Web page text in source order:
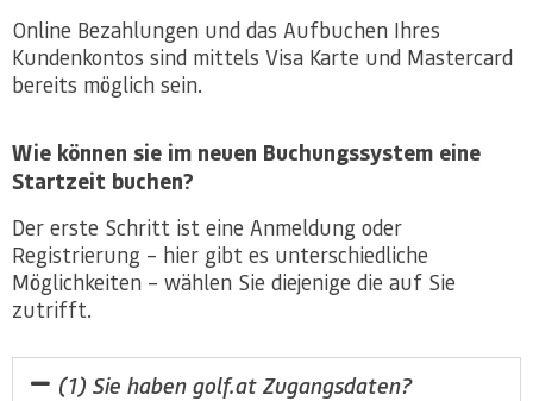
Online Bezahlungen und das Aufbuchen Ihres
Kundenkontos sind mittels Visa Karte und Mastercard
bereits möglich sein.
Wie können sie im neuen Buchungssystem eine
Startzeit buchen?
Der erste Schritt ist eine Anmeldung oder
Registrierung – hier gibt es unterschiedliche
Möglichkeiten – wählen Sie diejenige die auf Sie
zutrifft.
(1) Sie haben golf.at Zugangsdaten?